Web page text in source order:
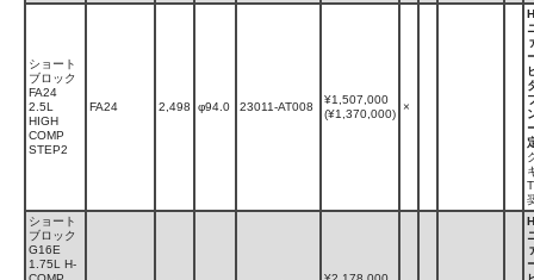
ショート
ブロック
FA24
2.5L
HIGH
COMP
STEP2
FA24 2,498 φ94.0 23011-AT008
¥1,507,000
(¥1,370,000)
×
ショート
ブロック
G16E
1.75L H-